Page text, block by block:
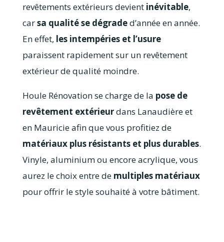
revêtements extérieurs devient inévitable,
carsa qualité se dégraded’année en année.
En effet, les intempéries et l’usure
paraissent rapidement sur un revêtement
extérieur de qualité moindre.
Houle Rénovation se charge de la pose de
revêtement extérieurdans Lanaudière et
en Mauricie afin que vous profitiez de
matériaux plus résistants et plus durables.
Vinyle, aluminium ou encore acrylique, vous
aurez le choix entre de multiples matériaux
pour offrir le style souhaité à votre bâtiment.